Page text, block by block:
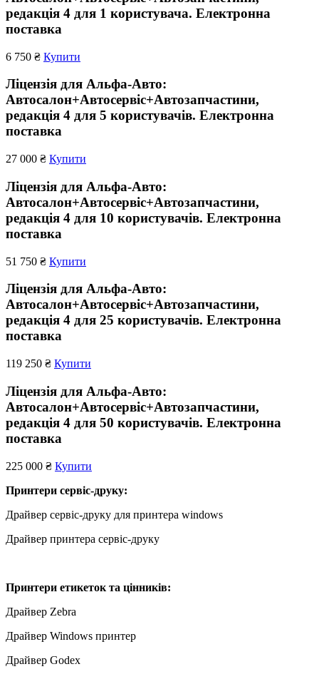
редакція 4 для 1 користувача. Електронна
поставка
6 750 ₴ Купити
Ліцензія для Альфа-Авто:
Автосалон+Автосервіс+Автозапчастини,
редакція 4 для 5 користувачів. Електронна
поставка
27 000 ₴ Купити
Ліцензія для Альфа-Авто:
Автосалон+Автосервіс+Автозапчастини,
редакція 4 для 10 користувачів. Електронна
поставка
51 750 ₴ Купити
Ліцензія для Альфа-Авто:
Автосалон+Автосервіс+Автозапчастини,
редакція 4 для 25 користувачів. Електронна
поставка
119 250 ₴ Купити
Ліцензія для Альфа-Авто:
Автосалон+Автосервіс+Автозапчастини,
редакція 4 для 50 користувачів. Електронна
поставка
225 000 ₴ Купити
Принтери сервіс-друку:
Драйвер сервіс-друку для принтера windows
Драйвер принтера сервіс-друку
Принтери етикеток та цінників:
Драйвер Zebra
Драйвер Windows принтер
Драйвер Godex